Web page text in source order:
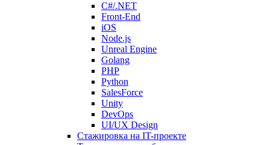
C#/.NET
Front-End
iOS
Node.js
Unreal Engine
Golang
PHP
Python
SalesForce
Unity
DevOps
UI/UX Design
Стажировка на IT-проекте